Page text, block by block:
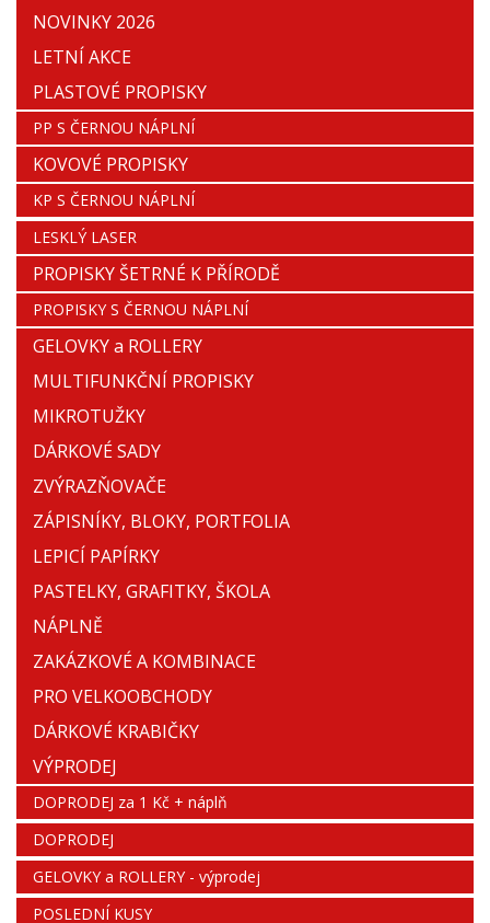
NOVINKY 2026
LETNÍ AKCE
PLASTOVÉ PROPISKY
PP S ČERNOU NÁPLNÍ
KOVOVÉ PROPISKY
KP S ČERNOU NÁPLNÍ
LESKLÝ LASER
PROPISKY ŠETRNÉ K PŘÍRODĚ
PROPISKY S ČERNOU NÁPLNÍ
GELOVKY a ROLLERY
MULTIFUNKČNÍ PROPISKY
MIKROTUŽKY
DÁRKOVÉ SADY
ZVÝRAZŇOVAČE
ZÁPISNÍKY, BLOKY, PORTFOLIA
LEPICÍ PAPÍRKY
PASTELKY, GRAFITKY, ŠKOLA
NÁPLNĚ
ZAKÁZKOVÉ A KOMBINACE
PRO VELKOOBCHODY
DÁRKOVÉ KRABIČKY
VÝPRODEJ
DOPRODEJ za 1 Kč + náplň
DOPRODEJ
GELOVKY a ROLLERY - výprodej
POSLEDNÍ KUSY